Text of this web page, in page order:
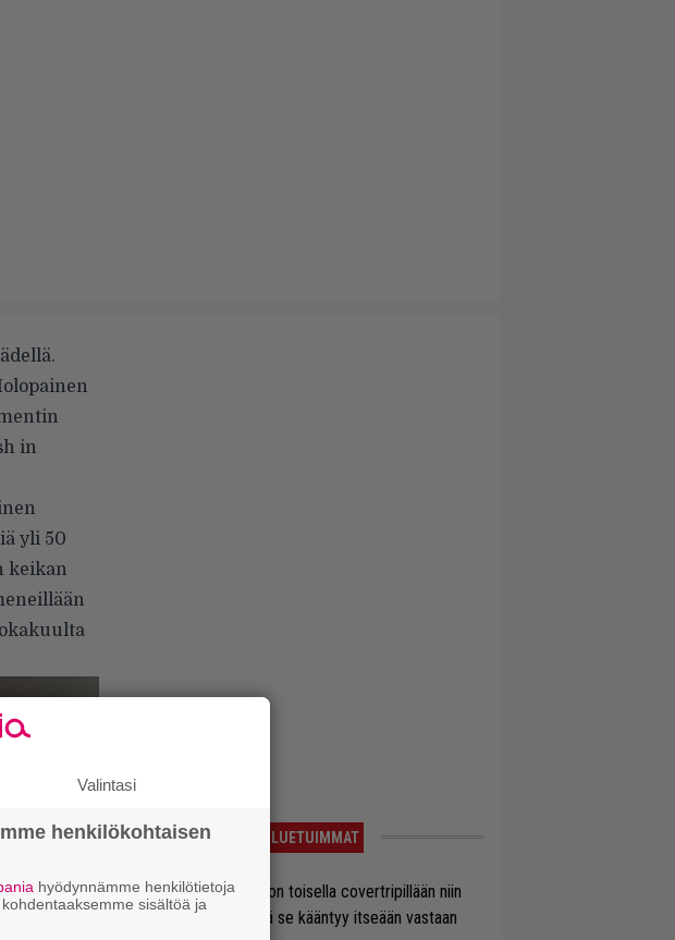
in
yli 50
keikan
LUETUIMMAT
Arvio: Saimaa on toisella covertripillään niin
suvereeni, että se kääntyy itseään vastaan
Valintasi
henkilökohtaisen
hyödynnämme henkilötietoja
sisältöä ja